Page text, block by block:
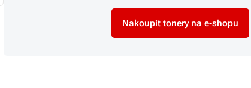
Nakoupit tonery na e-shopu